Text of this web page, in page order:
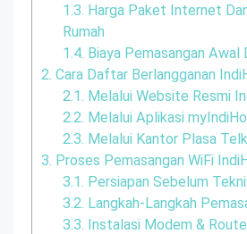
1.3. Harga Paket Internet
Rumah
1.4. Biaya Pemasangan
2. Cara Daftar Berlangganan
2.1. Melalui Website Resmi
2.2. Melalui Aplikasi
2.3. Melalui Kantor Plasa
3. Proses Pemasangan WiFi
3.1. Persiapan Sebelum
3.2. Langkah-Langkah
3.3. Instalasi Modem &